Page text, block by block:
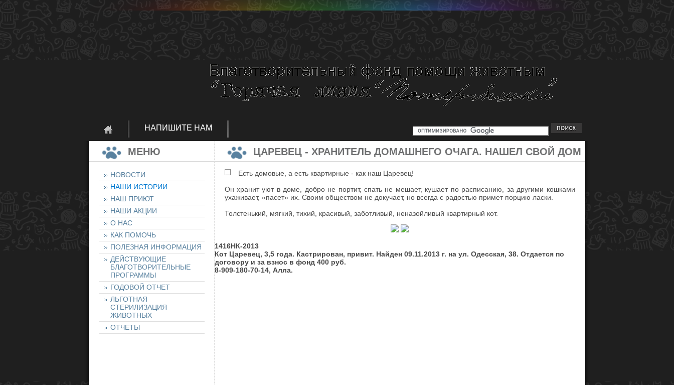
НАПИШИТЕ НАМ
МЕНЮ
НОВОСТИ
НАШИ ИСТОРИИ
НАШ ПРИЮТ
НАШИ АКЦИИ
О НАС
КАК ПОМОЧЬ
ПОЛЕЗНАЯ ИНФОРМАЦИЯ
ДЕЙСТВУЮЩИЕ
БЛАГОТВОРИТЕЛЬНЫЕ
ПРОГРАММЫ
ГОДОВОЙ ОТЧЕТ
ЛЬГОТНАЯ
СТЕРИЛИЗАЦИЯ
ЖИВОТНЫХ
ОТЧЕТЫ
ЦАРЕВЕЦ - ХРАНИТЕЛЬ ДОМАШНЕГО ОЧАГА. НАШЕЛ СВОЙ ДОМ
Есть домовые, а есть квартирные - как наш Царевец!
Он хранит уют в доме, добро не портит, спать не мешает, кушает по расписанию, за другими кошками
ухаживает, «пасет» их. Своим обществом не докучает, но всегда с радостью примет порцию ласки.
Толстенький, мягкий, тихий, красивый, заботливый, неназойливый квартирный кот.
1416НК-2013
Кот Царевец, 3,5 года. Кастрирован, привит. Найден 09.11.2013 г. на ул. Одесская, 38. Отдается по
договору и за взнос в фонд 400 руб.
8-909-180-70-14, Алла.